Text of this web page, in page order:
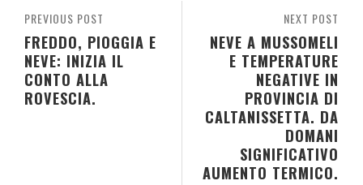
NEXT POST
NEVE A MUSSOMELI
E TEMPERATURE
NEGATIVE IN
PROVINCIA DI
CALTANISSETTA. DA
DOMANI
SIGNIFICATIVO
AUMENTO TERMICO.
PREVIOUS POST
FREDDO, PIOGGIA E
NEVE: INIZIA IL
CONTO ALLA
ROVESCIA.